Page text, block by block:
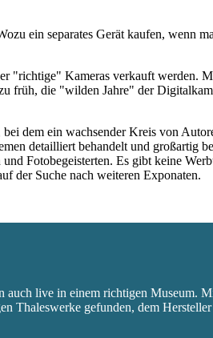
ein separates Gerät kaufen, wenn
"richtige" Kameras verkauft werden.
früh, die "wilden Jahre" der
dem ein wachsender Kreis von
detailliert behandelt und großartig
Fotobegeisterten. Es gibt keine
der Suche nach weiteren Exponaten.
auch live in einem richtigen Museum.
Thaleswerke gefunden, dem